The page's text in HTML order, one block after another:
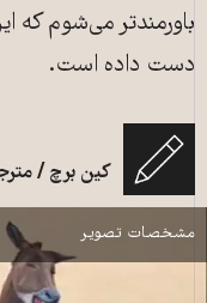
باورمندتر می‌شوم که
دست داده است.
کین برچ /
نمایش
مشخصات تصویر
ویراستاران آن است